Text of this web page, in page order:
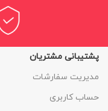
پشتیبانی مشتریان
مدیریت سفارشات
حساب کاربری